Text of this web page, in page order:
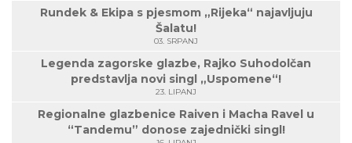
Rundek & Ekipa s pjesmom „Rijeka“ najavljuju
Šalatu!
03. SRPANJ
Legenda zagorske glazbe, Rajko Suhodolčan
predstavlja novi singl „Uspomene“!
23. LIPANJ
Regionalne glazbenice Raiven i Macha Ravel u
“Tandemu” donose zajednički singl!